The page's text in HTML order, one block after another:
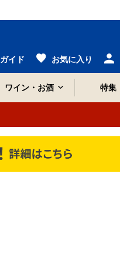
ガイド お気に入り
ワイン・お酒 特集